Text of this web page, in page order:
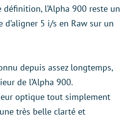
l’Alpha 900 reste un
d’aligner 5 i/s en Raw sur un
depuis assez longtemps,
de l’Alpha 900.
optique tout simplement
très belle clarté et